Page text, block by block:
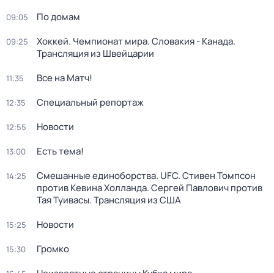
09:05 По домам
09:25
Хоккей. Чемпионат мира. Словакия - Канада.
Трансляция из Швейцарии
11:35 Все на Матч!
12:35 Специальный репортаж
12:55 Новости
13:00 Есть тема!
14:25
Смешанные единоборства. UFC. Стивен Томпсон
против Кевина Холланда. Сергей Павлович против
Тая Туивасы. Трансляция из США
15:25 Новости
15:30 Громко